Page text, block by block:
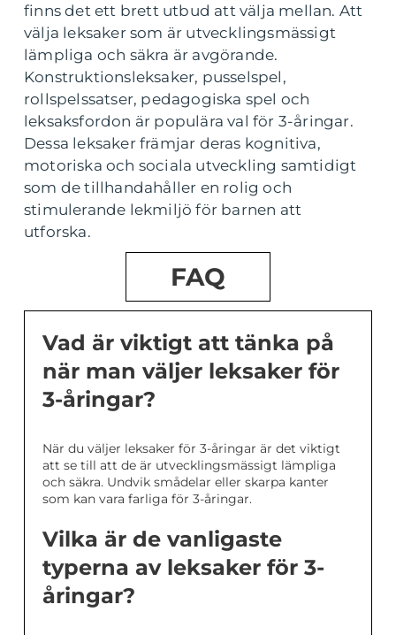
finns det ett brett utbud att välja mellan. Att
välja leksaker som är utvecklingsmässigt
lämpliga och säkra är avgörande.
Konstruktionsleksaker, pusselspel,
rollspelssatser, pedagogiska spel och
leksaksfordon är populära val för 3-åringar.
Dessa leksaker främjar deras kognitiva,
motoriska och sociala utveckling samtidigt
som de tillhandahåller en rolig och
stimulerande lekmiljö för barnen att
utforska.
FAQ
Vad är viktigt att tänka på
när man väljer leksaker för
3-åringar?
När du väljer leksaker för 3-åringar är det viktigt
att se till att de är utvecklingsmässigt lämpliga
och säkra. Undvik smådelar eller skarpa kanter
som kan vara farliga för 3-åringar.
Vilka är de vanligaste
typerna av leksaker för 3-
åringar?